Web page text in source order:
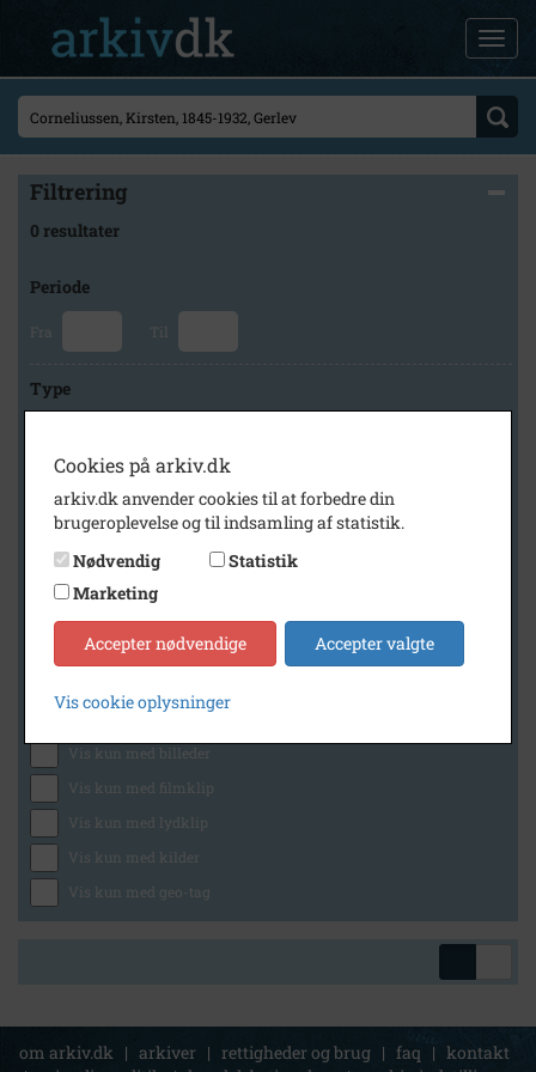
Filtrering
0 resultater
Periode
Fra Til
Type
Arkiv
Frederikssund Lokalhistoriske Arkiver Jægerspris Arkiv
Generelt
Vis kun med billeder
Vis kun med filmklip
Vis kun med lydklip
Vis kun med kilder
Vis kun med geo-tag
om arkiv.dk | arkiver | rettigheder og brug | faq | kontakt
Cookies på arkiv.dk
arkiv.dk anvender cookies til at forbedre din
brugeroplevelse og til indsamling af statistik.
Nødvendig
Statistik
Marketing
Accepter nødvendige Accepter valgte
Vis cookie oplysninger